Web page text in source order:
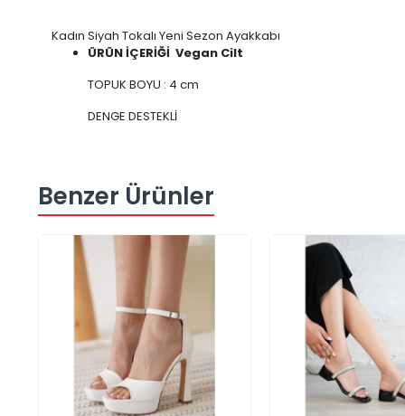
Kadın Siyah Tokalı Yeni Sezon Ayakkabı
ÜRÜN İÇERİĞİ Vegan Cilt
TOPUK BOYU : 4 cm
DENGE DESTEKLİ
Benzer Ürünler